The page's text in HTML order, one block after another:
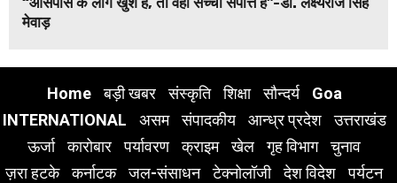
मेवाड़
Home बड़ी खबर संस्कृति शिक्षा सौन्दर्य
Goa
INTERNATIONAL
असम संपादकीय आन्ध्र प्रदेश
उत्तराखंड
ऊर्जा
कारोबार पर्यावरण क्राइम खेल गृह विभाग
चुनाव
ज़रा हटके
कर्नाटक जल-संसाधन टेक्नोलॉजी देश विदेश
पर्यटन